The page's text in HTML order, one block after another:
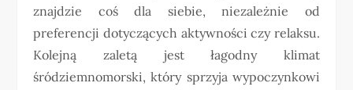
znajdzie coś dla siebie, niezależnie od
preferencji dotyczących aktywności czy relaksu.
Kolejną zaletą jest łagodny klimat
śródziemnomorski, który sprzyja wypoczynkowi